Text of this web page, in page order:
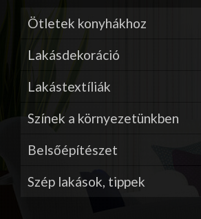
Ötletek konyhákhoz
Lakásdekoráció
Lakástextíliák
Színek a környezetünkben
Belsőépítészet
Szép lakások, tippek